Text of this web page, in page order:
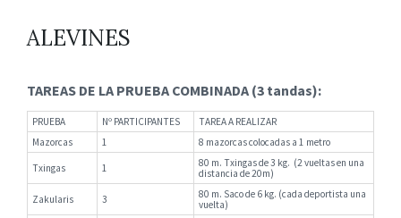
ALEVINES
TAREAS DE LA PRUEBA COMBINADA (3 tandas):
PRUEBA Nº PARTICIPANTES
TAREA A REALIZAR
Mazorcas
1 8 mazorcas colocadas a 1 metro
Txingas 1
80 m. Txingas de 3 kg. (2 vueltas en una
distancia de 20m)
Zakularis 3
80 m. Saco de 6 kg. (cada deportista una
vuelta)